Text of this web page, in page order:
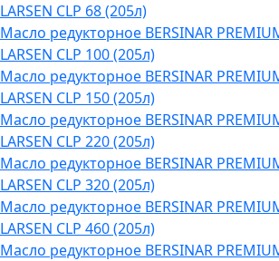
LARSEN CLP 68 (205л)
Масло редукторное BERSINAR
LARSEN CLP 100 (205л)
Масло редукторное BERSINAR
LARSEN CLP 150 (205л)
Масло редукторное BERSINAR
LARSEN CLP 220 (205л)
Масло редукторное BERSINAR
LARSEN CLP 320 (205л)
Масло редукторное BERSINAR
LARSEN CLP 460 (205л)
Масло редукторное BERSINAR